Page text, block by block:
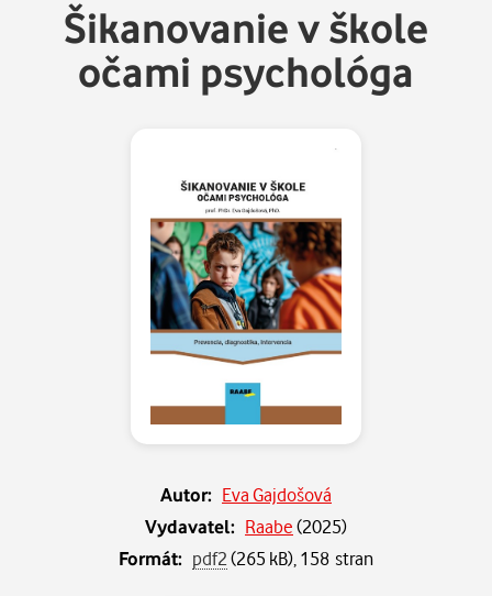
Šikanovanie v škole
očami psychológa
Autor: Eva Gajdošová
Vydavatel: Raabe(2025)
Formát: pdf2(265 kB), 158 stran